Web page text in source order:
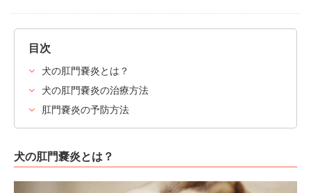
目次
犬の肛門嚢炎とは？
犬の肛門嚢炎の治療方法
肛門嚢炎の予防方法
犬の肛門嚢炎とは？